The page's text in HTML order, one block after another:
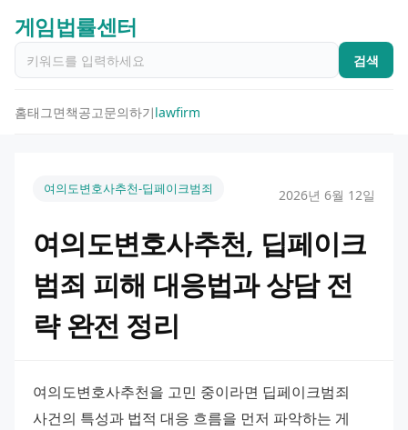
게임법률센터
검색
홈태그면책공고문의하기lawfirm
여의도변호사추천-딥페이크범죄 2026년 6월 12일
여의도변호사추천, 딥페이크
범죄 피해 대응법과 상담 전
략 완전 정리
여의도변호사추천을 고민 중이라면 딥페이크범죄
사건의 특성과 법적 대응 흐름을 먼저 파악하는 게